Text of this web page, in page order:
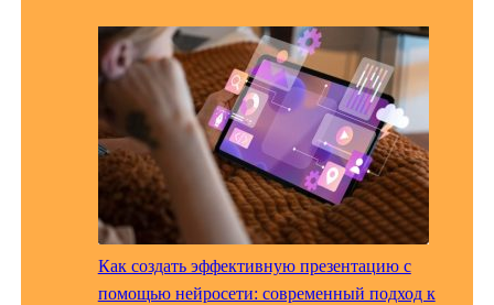
Как создать эффективную презентацию с
помощью нейросети: современный подход к